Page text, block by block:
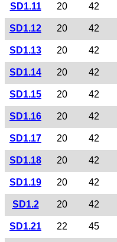
SD1.11 20 42
SD1.12 20 42
SD1.13 20 42
SD1.14 20 42
SD1.15 20 42
SD1.16 20 42
SD1.17 20 42
SD1.18 20 42
SD1.19 20 42
SD1.2 20 42
SD1.21 22 45